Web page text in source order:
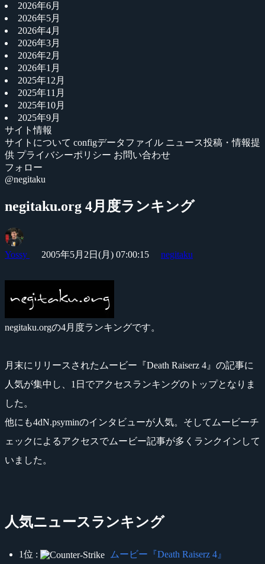
2026年6月
2026年5月
2026年4月
2026年3月
2026年2月
2026年1月
2025年12月
2025年11月
2025年10月
2025年9月
サイト情報
サイトについて configデータファイル ニュース投稿・情報提
供 プライバシーポリシー お問い合わせ
フォロー
@negitaku
negitaku.org 4月度ランキング
Yossy 2005年5月2日(月) 07:00:15 negitaku
negitaku.orgの4月度ランキングです。
月末にリリースされたムービー『Death Raiserz 4』の記事に
人気が集中し、1日でアクセスランキングのトップとなりま
した。
他にも4dN.psyminのインタビューが人気。そしてムービーチ
ェックによるアクセスでムービー記事が多くランクインして
いました。
人気ニュースランキング
1位 :
ムービー『Death Raiserz 4』